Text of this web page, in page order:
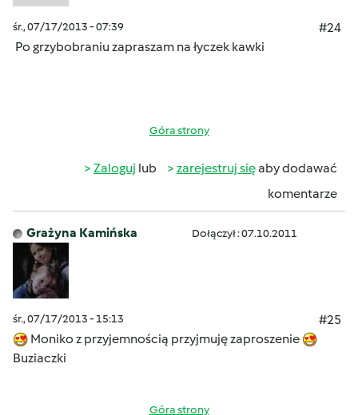
śr., 07/17/2013 - 07:39
#24
Po grzybobraniu zapraszam na łyczek kawki
Góra strony
Zaloguj lub zarejestruj sięaby dodawać
komentarze
Grażyna Kamińska Dołączył : 07.10.2011
śr., 07/17/2013 - 15:13
#25
Moniko z przyjemnością przyjmuję zaproszenie
Buziaczki
Góra strony